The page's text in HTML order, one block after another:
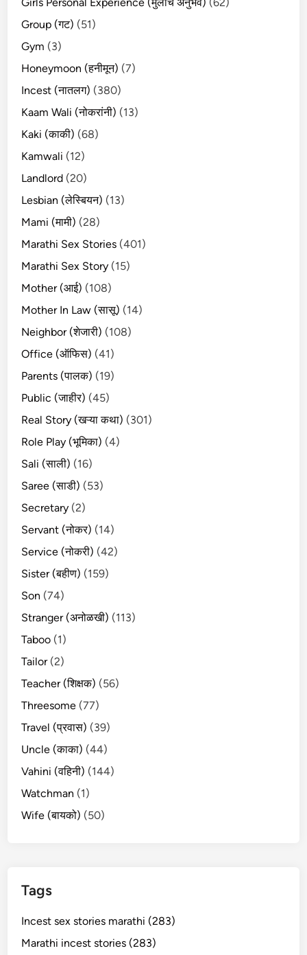
Group (गट) (51)
Gym (3)
Honeymoon (हनीमून) (7)
Incest (नातलग) (380)
Kaam Wali (नोकरांनी) (13)
Kaki (काकी) (68)
Kamwali (12)
Landlord (20)
Lesbian (लेस्बियन) (13)
Mami (मामी) (28)
Marathi Sex Stories (401)
Marathi Sex Story (15)
Mother (आई) (108)
Mother In Law (सासू) (14)
Neighbor (शेजारी) (108)
Office (ऑफिस) (41)
Parents (पालक) (19)
Public (जाहीर) (45)
Real Story (खऱ्या कथा) (301)
Role Play (भूमिका) (4)
Sali (साली) (16)
Saree (साडी) (53)
Secretary (2)
Servant (नोकर) (14)
Service (नोकरी) (42)
Sister (बहीण) (159)
Son (74)
Stranger (अनोळखी) (113)
Taboo (1)
Tailor(2)
Teacher (शिक्षक) (56)
Threesome (77)
Travel (प्रवास) (39)
Uncle (काका) (44)
Vahini (वहिनी) (144)
Watchman (1)
Wife (बायको) (50)
Tags
Incest sex stories marathi (283)
Marathi incest stories (283)